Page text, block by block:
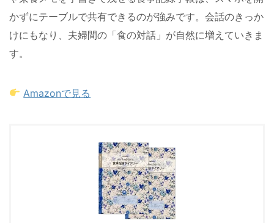
かずにテーブルで共有できるのが強みです。会話のきっか
けにもなり、夫婦間の「食の対話」が自然に増えていきま
す。
Amazonで見る